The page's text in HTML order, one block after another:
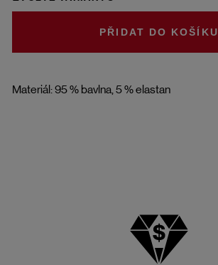
Materiál: 95 % bavlna, 5 % elastan
DO KOŠÍKU